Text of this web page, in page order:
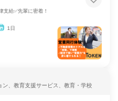
支給✅先輩に密着！
1日
ン、教育支援サービス、教育・学校